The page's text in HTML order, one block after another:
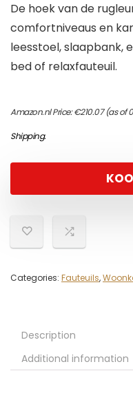
De hoek van de
comfortniveaus en
leesstoel, slaapbank,
bed of relaxfauteuil.
Amazon.nl Price:€210.07(as of
Shipping.
Categories: Fauteuils,
Description
Additional information